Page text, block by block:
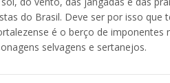
do Brasil. Deve ser por isso que
é o berço de
selvagens e sertanejos.